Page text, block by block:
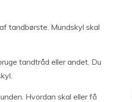
tandbørste. Mundskyl skal
tandtråd eller andet. Du
Hvordan skal eller få